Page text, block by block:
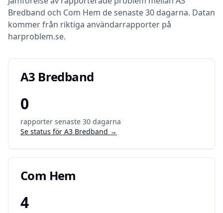
Bredband och Com Hem de senaste 30 dagarna. Datan
kommer från riktiga användarrapporter på
harproblem.se.
A3 Bredband
0
rapporter senaste 30 dagarna
Se status för A3 Bredband →
Com Hem
4